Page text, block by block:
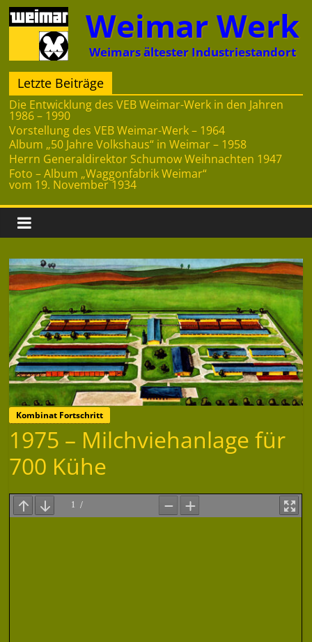
Zum
Inhalt
springen
Weimar Werk
Weimars ältester Industriestandort
Letzte Beiträge
Die Entwicklung des VEB Weimar-Werk in den Jahren
1986 – 1990
Vorstellung des VEB Weimar-Werk – 1964
Album „50 Jahre Volkshaus“ in Weimar – 1958
Herrn Generaldirektor Schumow Weihnachten 1947
Foto – Album „Waggonfabrik Weimar“
vom 19. November 1934
Kombinat Fortschritt
1975 – Milchviehanlage für
700 Kühe